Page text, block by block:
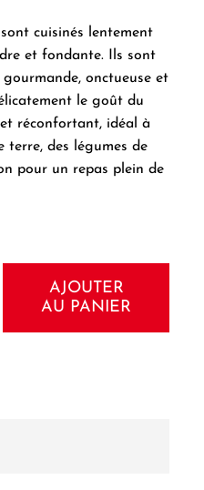
cuisinés lentement
et fondante. Ils sont
gourmande, onctueuse et
le goût du
réconfortant, idéal à
terre, des légumes de
pour un repas plein de
AJOUTER
AU PANIER